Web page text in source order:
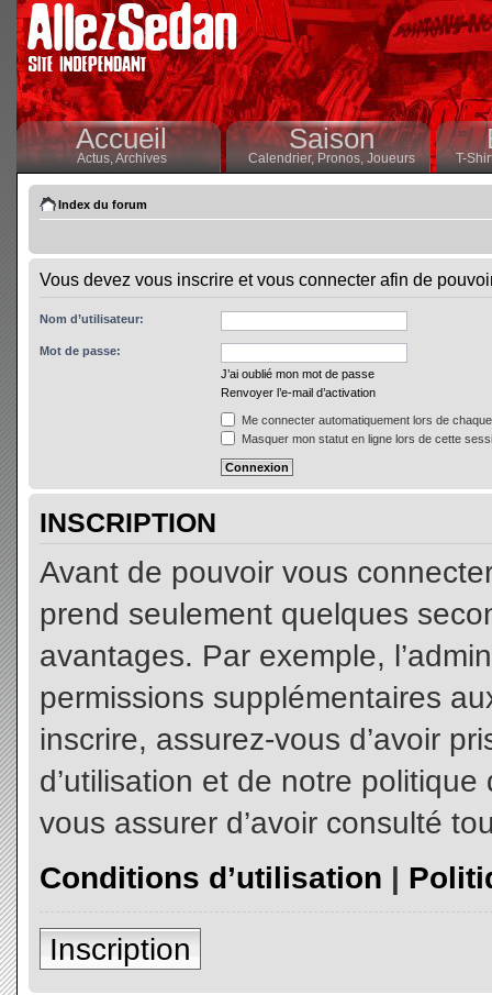
Accueil
Actus,Archives
Saison
Calendrier,Pronos, Joueurs T-
Index du forum
Vous devez vous inscrire et vous connecter afin de
Nom d’utilisateur:
Mot de passe:
J’ai oublié mon mot de passe
Renvoyer l’e-mail d’activation
Me connecter automatiquement lors de
Masquer mon statut en ligne lors de cette
INSCRIPTION
Avant de pouvoir vous
prend seulement quelques
avantages. Par exemple,
permissions supplémentaires
inscrire, assurez-vous d’avoir
d’utilisation et de notre
vous assurer d’avoir consulté
Conditions d’utilisation |
Inscription